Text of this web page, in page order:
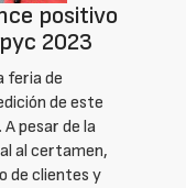
positivo
2023
feria de
de este
pesar de la
al certamen,
de clientes y